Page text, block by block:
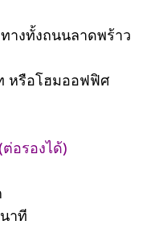
างทั้งถนนลาดพร้าว
หรือโฮมออฟฟิศ
อรองได้)
าที